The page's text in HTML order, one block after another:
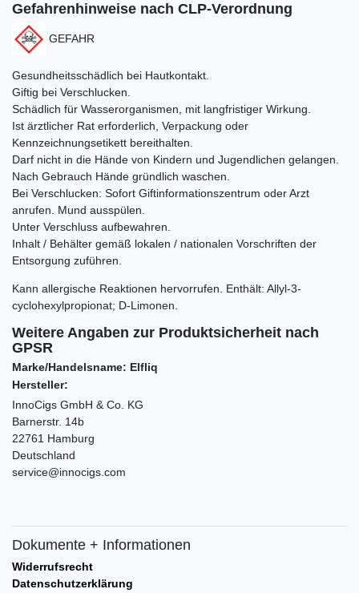
Gefahrenhinweise nach CLP-Verordnung
GEFAHR
Gesundheitsschädlich bei Hautkontakt.
Giftig bei Verschlucken.
Schädlich für Wasserorganismen, mit langfristiger Wirkung.
Ist ärztlicher Rat erforderlich, Verpackung oder
Kennzeichnungsetikett bereithalten.
Darf nicht in die Hände von Kindern und Jugendlichen gelangen.
Nach Gebrauch Hände gründlich waschen.
Bei Verschlucken: Sofort Giftinformationszentrum oder Arzt
anrufen. Mund ausspülen.
Unter Verschluss aufbewahren.
Inhalt / Behälter gemäß lokalen / nationalen Vorschriften der
Entsorgung zuführen.
Kann allergische Reaktionen hervorrufen. Enthält: Allyl-3-
cyclohexylpropionat; D-Limonen.
Weitere Angaben zur Produktsicherheit nach
GPSR
Marke/Handelsname: Elfliq
Hersteller:
InnoCigs GmbH & Co. KG
Barnerstr. 14b
22761 Hamburg
Deutschland
service@innocigs.com
Dokumente + Informationen
Widerrufsrecht
Datenschutzerklärung